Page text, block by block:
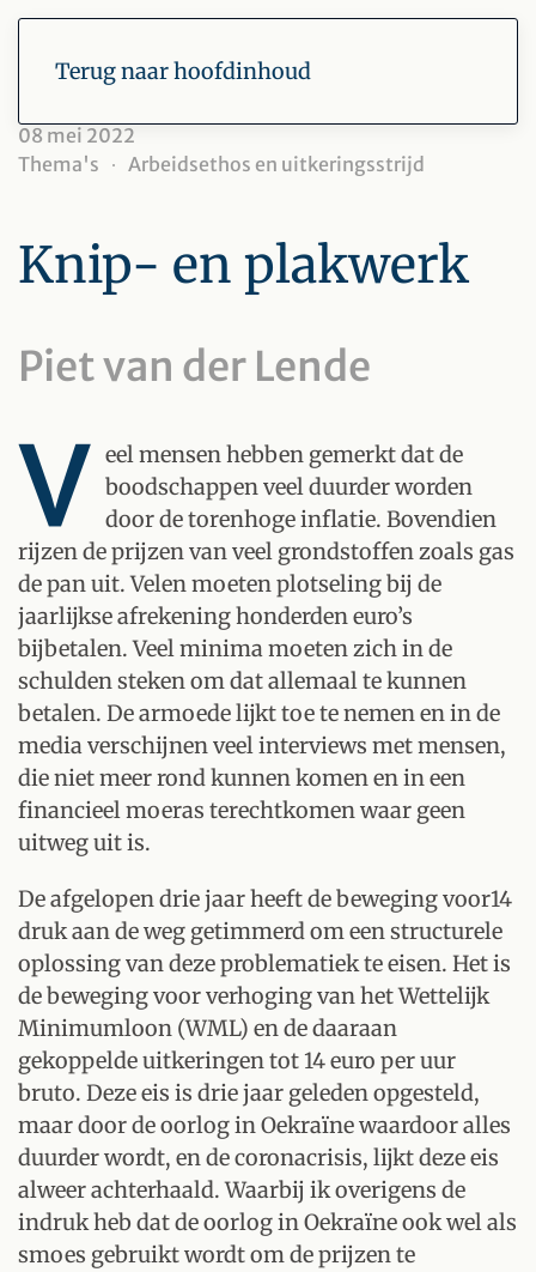
Terug naar hoofdinhoud
08 mei 2022
Thema's
Arbeidsethos en uitkeringsstrijd
Knip- en plakwerk
Piet van der Lende
V eel mensen hebben gemerkt dat de
boodschappen veel duurder worden
door de torenhoge inflatie. Bovendien
rijzen de prijzen van veel grondstoffen zoals gas
de pan uit. Velen moeten plotseling bij de
jaarlijkse afrekening honderden euro’s
bijbetalen. Veel minima moeten zich in de
schulden steken om dat allemaal te kunnen
betalen. De armoede lijkt toe te nemen en in de
media verschijnen veel interviews met mensen,
die niet meer rond kunnen komen en in een
financieel moeras terechtkomen waar geen
uitweg uit is.
De afgelopen drie jaar heeft de beweging voor14
druk aan de weg getimmerd om een structurele
oplossing van deze problematiek te eisen. Het is
de beweging voor verhoging van het Wettelijk
Minimumloon (WML) en de daaraan
gekoppelde uitkeringen tot 14 euro per uur
bruto. Deze eis is drie jaar geleden opgesteld,
maar door de oorlog in Oekraïne waardoor alles
duurder wordt, en de coronacrisis, lijkt deze eis
alweer achterhaald. Waarbij ik overigens de
indruk heb dat de oorlog in Oekraïne ook wel als
smoes gebruikt wordt om de prijzen te